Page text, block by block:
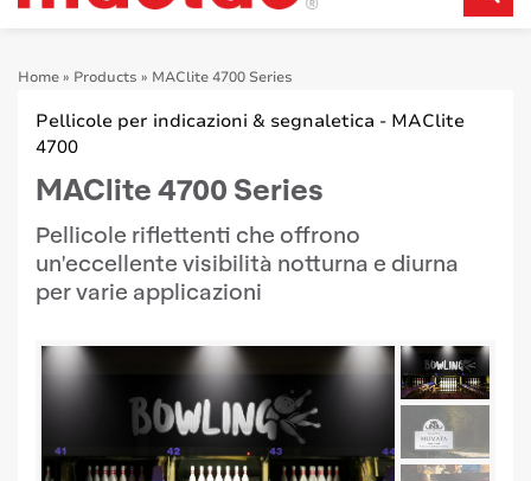
Home» Products » MAClite 4700 Series
Pellicole per indicazioni & segnaletica - MAClite
4700
MAClite 4700 Series
Pellicole riflettenti che offrono
un'eccellente visibilità notturna e diurna
per varie applicazioni